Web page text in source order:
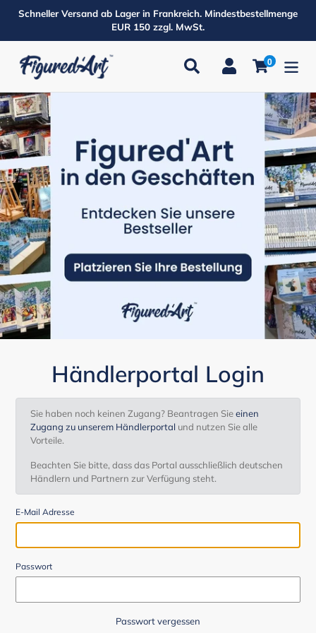
Schneller Versand ab Lager in Frankreich. Mindestbestellmenge
EUR 150 zzgl. MwSt.
Suchen Einloggen
0Produkte
Händlerportal Login
Sie haben noch keinen Zugang? Beantragen Sieeinen
Zugang zu unserem Händlerportal und nutzen Sie alle
Vorteile.
Beachten Sie bitte, dass das Portal ausschließlich deutschen
Händlern und Partnern zur Verfügung steht.
E-Mail Adresse
Passwort
Passwort vergessen